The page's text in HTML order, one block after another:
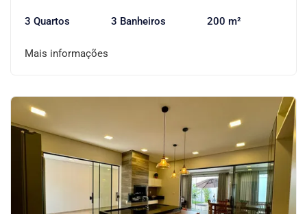
3 Quartos 3 Banheiros 200 m²
Mais informações